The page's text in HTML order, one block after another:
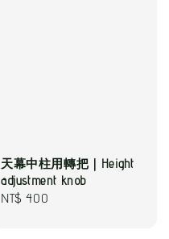
天幕中柱用轉把｜Height
adjustment knob
Regular
NT$ 400